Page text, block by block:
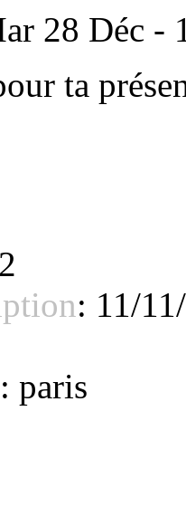
28 Déc -
ta
: 11/
: paris